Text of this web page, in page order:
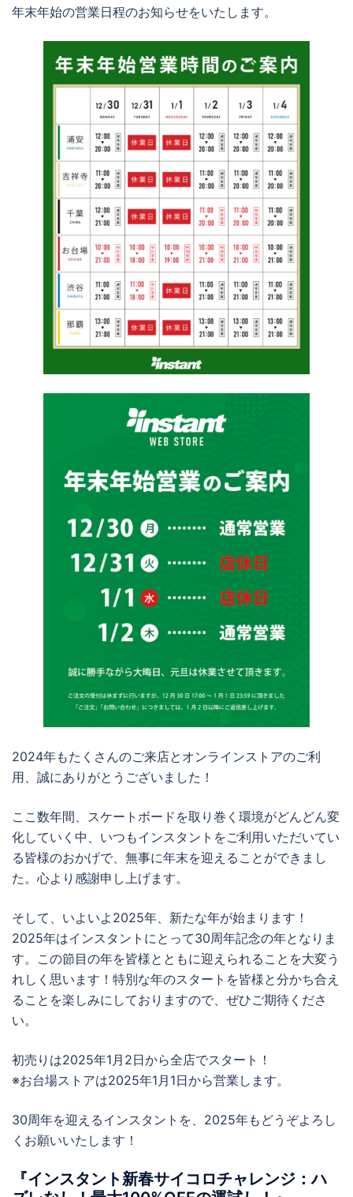
年末年始の営業日程のお知らせをいたします。
2024年もたくさんのご来店とオンラインストアのご利
用、誠にありがとうございました！
ここ数年間、スケートボードを取り巻く環境がどんどん変
化していく中、いつもインスタントをご利用いただいてい
る皆様のおかげで、無事に年末を迎えることができまし
た。心より感謝申し上げます。
そして、いよいよ2025年、新たな年が始まります！
2025年はインスタントにとって30周年記念の年となりま
す。この節目の年を皆様とともに迎えられることを大変う
れしく思います！特別な年のスタートを皆様と分かち合え
ることを楽しみにしておりますので、ぜひご期待くださ
い。
初売りは2025年1月2日から全店でスタート！
※お台場ストアは2025年1月1日から営業します。
30周年を迎えるインスタントを、2025年もどうぞよろし
くお願いいたします！
『インスタント新春サイコロチャレンジ：ハ